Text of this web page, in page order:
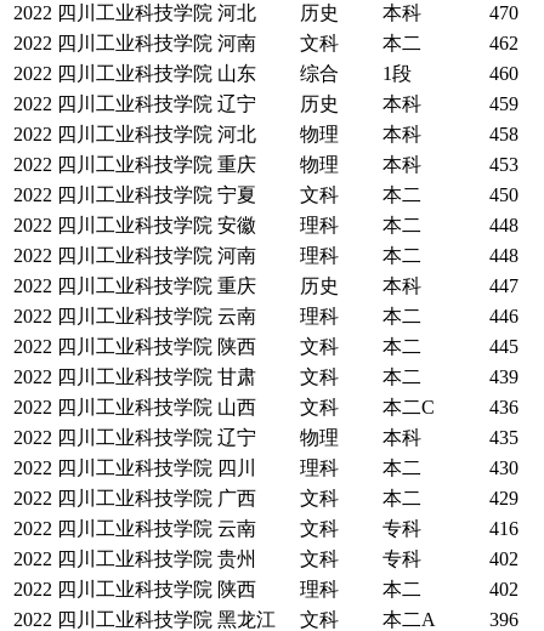
2022 四川工业科技学院 河北 历史 本科
470
2022 四川工业科技学院 河南 文科 本二
462
2022 四川工业科技学院 山东 综合 1段
460
2022 四川工业科技学院 辽宁 历史 本科
459
2022 四川工业科技学院 河北 物理 本科
458
2022 四川工业科技学院 重庆 物理 本科
453
2022 四川工业科技学院 宁夏 文科 本二
450
2022 四川工业科技学院 安徽 理科 本二
448
2022 四川工业科技学院 河南 理科 本二
448
2022 四川工业科技学院 重庆 历史 本科
447
2022 四川工业科技学院 云南 理科 本二
446
2022 四川工业科技学院 陕西 文科 本二
445
2022 四川工业科技学院 甘肃 文科 本二
439
2022 四川工业科技学院 山西 文科 本二C
436
2022 四川工业科技学院 辽宁 物理 本科
435
2022 四川工业科技学院 四川 理科 本二
430
2022 四川工业科技学院 广西 文科 本二
429
2022 四川工业科技学院 云南 文科 专科
416
2022 四川工业科技学院 贵州 文科 专科
402
2022 四川工业科技学院 陕西 理科 本二
402
2022 四川工业科技学院 黑龙江 文科 本二A
396